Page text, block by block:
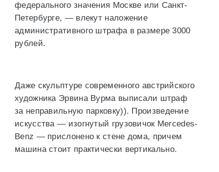
федерального значения Москве или Санкт-
Петербурге, — влекут наложение
административного штрафа в размере 3000
рублей.
Даже скульптуре современного австрийского
художника Эрвина Вурма выписали штраф
за неправильную парковку)). Произведение
искусства — изогнутый грузовичок Mercedes-
Benz — прислонено к стене дома, причем
машина стоит практически вертикально.